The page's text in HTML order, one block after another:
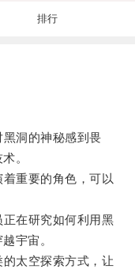
排行
洞的神秘感到畏
。
重要的角色，可以
在研究如何利用黑
宇宙。
太空探索方式，让